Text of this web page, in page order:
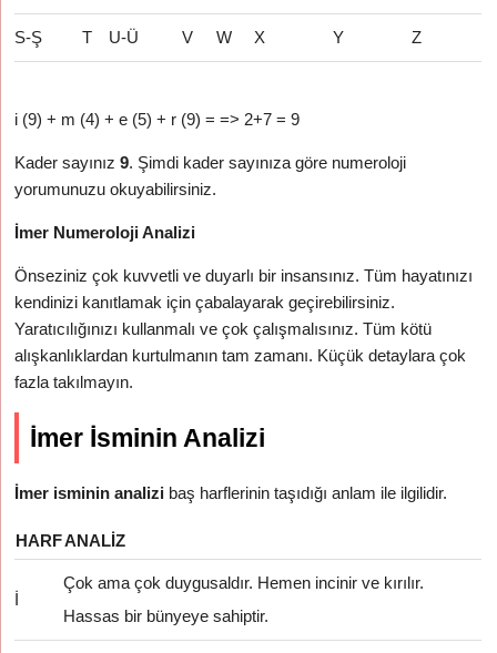
S-Ş T U-Ü V W X Y Z
i (9) + m (4) + e (5) + r (9) = => 2+7 = 9
Kader sayınız9. Şimdi kader sayınıza göre numeroloji
yorumunuzu okuyabilirsiniz.
İmer Numeroloji Analizi
Önseziniz çok kuvvetli ve duyarlı bir insansınız. Tüm hayatınızı
kendinizi kanıtlamak için çabalayarak geçirebilirsiniz.
Yaratıcılığınızı kullanmalı ve çok çalışmalısınız. Tüm kötü
alışkanlıklardan kurtulmanın tam zamanı. Küçük detaylara çok
fazla takılmayın.
İmer İsminin Analizi
İmer isminin analizi baş harflerinin taşıdığı anlam ile ilgilidir.
HARFANALIZ
İ
Çok ama çok duygusaldır. Hemen incinir ve kırılır.
Hassas bir bünyeye sahiptir.